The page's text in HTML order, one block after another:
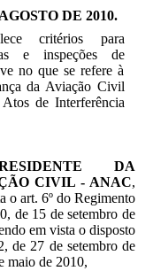
DE 2010.
critérios para
e inspeções de
no que se refere à
da Aviação Civil
de Interferência
DA
CIVIL - ANAC,
o art. 6º do Regimento
de 15 de setembro de
em vista o disposto
de 27 de setembro de
maio de 2010,